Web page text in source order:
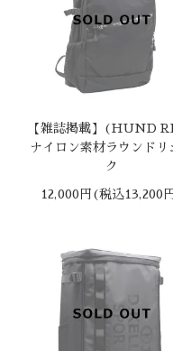
【雑誌掲載】(HUND
ナイロン素材ラウンドリ
ク
12,000円(税込13,200